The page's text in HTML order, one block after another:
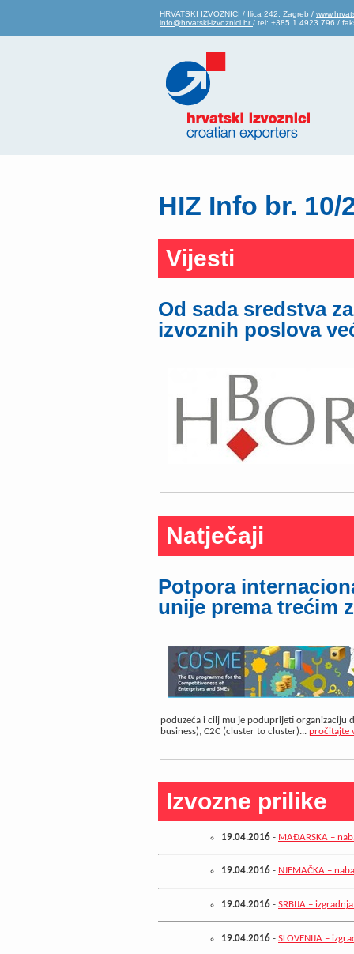
HRVATSKI IZVOZNICI / Ilica 242, Zagreb /
info@hrvatski-izvoznici.hr / tel: +385 1 4923 796 /
HIZ Info br. 10/
Vijesti
Od sada sredstva
izvoznih poslova
Natječaji
Potpora
unije prema trećim
poduzeća i cilj mu je poduprijeti organizaciju
business), C2C (cluster to cluster)... pročitajte
Izvozne prilike
19.04.2016 - MAĐARSKA –
19.04.2016 - NJEMAČKA –
19.04.2016 - SRBIJA –
19.04.2016 - SLOVENIJA –